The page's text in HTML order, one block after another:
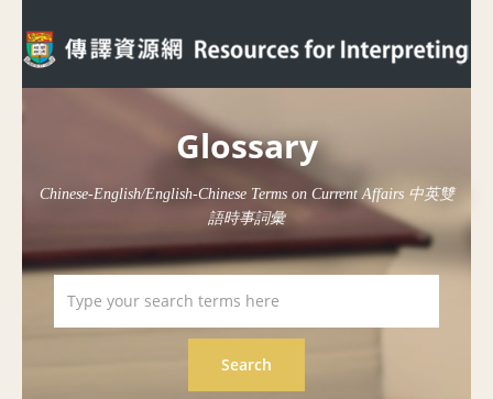
Glossary
Chinese-English/English-Chinese Terms on Current Affairs 中英雙
語時事詞彙